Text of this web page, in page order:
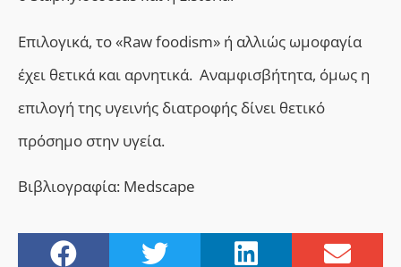
Επιλογικά, το «Raw foodism» ή αλλιώς ωμοφαγία
έχει θετικά και αρνητικά. Αναμφισβήτητα, όμως η
επιλογή της υγεινής διατροφής δίνει θετικό
πρόσημο στην υγεία.
Βιβλιογραφία: Medscape